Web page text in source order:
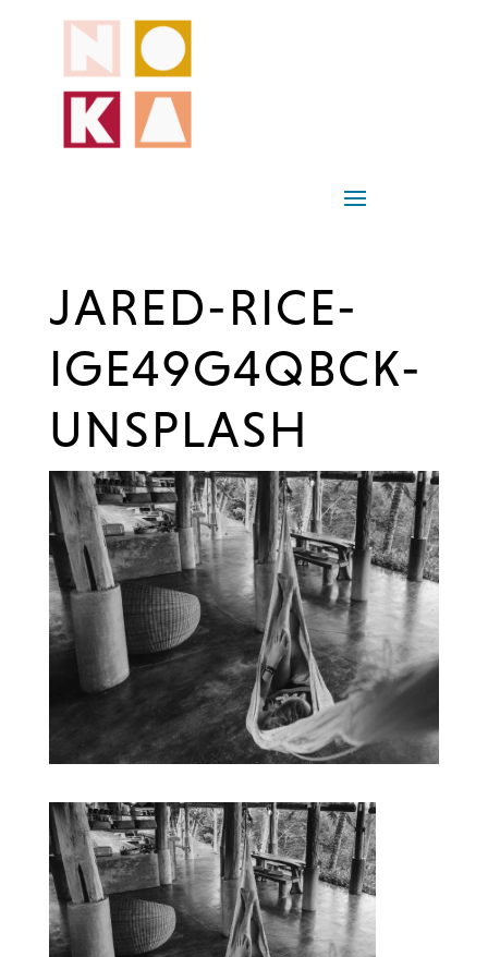
JARED-RICE-
IGE49G4QBCK-
UNSPLASH